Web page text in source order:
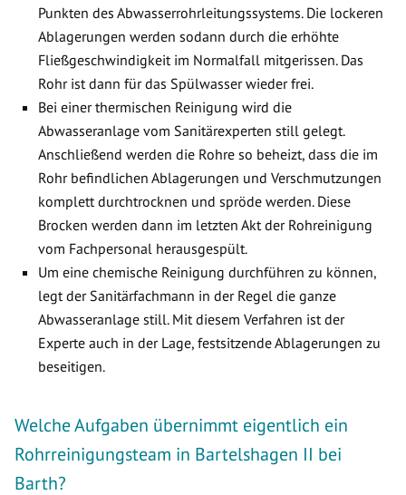
Punkten des Abwasserrohrleitungssystems. Die lockeren
Ablagerungen werden sodann durch die erhöhte
Fließgeschwindigkeit im Normalfall mitgerissen. Das
Rohr ist dann für das Spülwasser wieder frei.
Bei einer thermischen Reinigung wird die
Abwasseranlage vom Sanitärexperten still gelegt.
Anschließend werden die Rohre so beheizt, dass die im
Rohr befindlichen Ablagerungen und Verschmutzungen
komplett durchtrocknen und spröde werden. Diese
Brocken werden dann im letzten Akt der Rohreinigung
vom Fachpersonal herausgespült.
Um eine chemische Reinigung durchführen zu können,
legt der Sanitärfachmann in der Regel die ganze
Abwasseranlage still. Mit diesem Verfahren ist der
Experte auch in der Lage, festsitzende Ablagerungen zu
beseitigen.
Welche Aufgaben übernimmt eigentlich ein
Rohrreinigungsteam in Bartelshagen II bei
Barth?